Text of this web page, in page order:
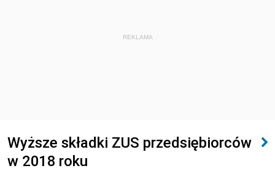
REKLAMA
Wyższe składki ZUS przedsiębiorców
w 2018 roku